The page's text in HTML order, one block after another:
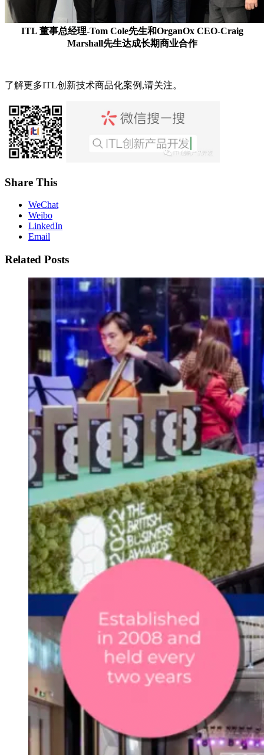
ITL 董事总经理-Tom Cole先生和OrganOx CEO-Craig
Marshall先生达成长期商业合作
了解更多ITL创新技术商品化案例,请关注。
Share This
WeChat
Weibo
LinkedIn
Email
Related Posts